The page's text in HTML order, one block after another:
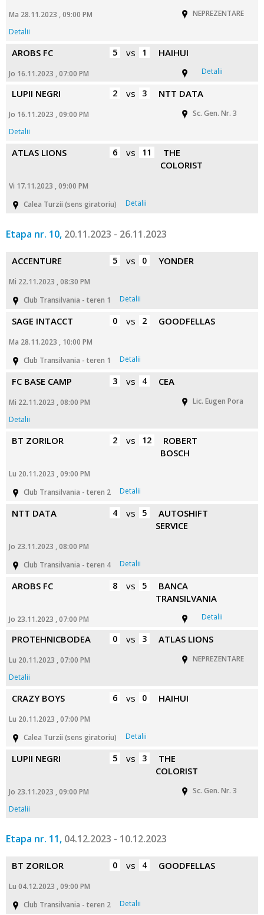
Ma 28.11.2023 , 09:00 PM
NEPREZENTARE
Detalii
AROBS FC 5 vs 1 HAIHUI
Jo 16.11.2023 , 07:00 PM Detalii
LUPII NEGRI 2 vs 3 NTT DATA
Jo 16.11.2023 , 09:00 PM
Sc. Gen. Nr. 3
Detalii
ATLAS LIONS 6 vs 11
THE
COLORIST
Vi 17.11.2023 , 09:00 PM
Calea Turzii (sens giratoriu)
Detalii
Etapa nr. 10, 20.11.2023 - 26.11.2023
ACCENTURE 5 vs 0 YONDER
Mi 22.11.2023 , 08:30 PM
Club Transilvania - teren 1
Detalii
SAGE INTACCT 0 vs 2 GOODFELLAS
Ma 28.11.2023 , 10:00 PM
Club Transilvania - teren 1
Detalii
FC BASE CAMP 3 vs 4 CEA
Mi 22.11.2023 , 08:00 PM
Lic. Eugen Pora
Detalii
BT ZORILOR 2 vs 12
ROBERT
BOSCH
Lu 20.11.2023 , 09:00 PM
Club Transilvania - teren 2
Detalii
NTT DATA 4 vs 5
AUTOSHIFT
SERVICE
Jo 23.11.2023 , 08:00 PM
Club Transilvania - teren 4
Detalii
AROBS FC 8 vs 5
BANCA
TRANSILVANIA
Jo 23.11.2023 , 07:00 PM Detalii
PROTEHNICBODEA 0 vs 3 ATLAS LIONS
Lu 20.11.2023 , 07:00 PM
NEPREZENTARE
Detalii
CRAZY BOYS 6 vs 0 HAIHUI
Lu 20.11.2023 , 07:00 PM
Calea Turzii (sens giratoriu)
Detalii
LUPII NEGRI 5 vs 3
THE
COLORIST
Jo 23.11.2023 , 09:00 PM
Sc. Gen. Nr. 3
Detalii
Etapa nr. 11, 04.12.2023 - 10.12.2023
BT ZORILOR 0 vs 4 GOODFELLAS
Lu 04.12.2023 , 09:00 PM
Club Transilvania - teren 2
Detalii